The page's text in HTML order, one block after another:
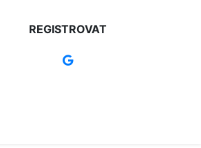
REGISTROVAT